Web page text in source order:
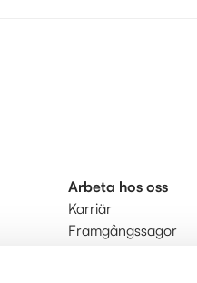
Arbeta hos oss
Karriär
Framgångssagor